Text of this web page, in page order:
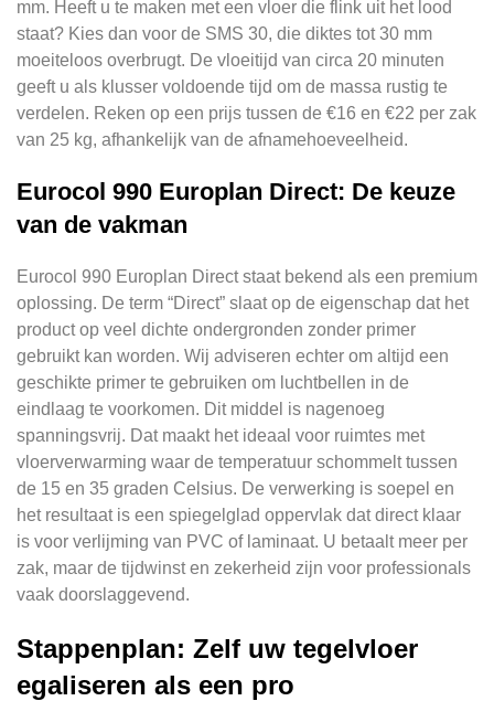
mm. Heeft u te maken met een vloer die flink uit het lood
staat? Kies dan voor de SMS 30, die diktes tot 30 mm
moeiteloos overbrugt. De vloeitijd van circa 20 minuten
geeft u als klusser voldoende tijd om de massa rustig te
verdelen. Reken op een prijs tussen de €16 en €22 per zak
van 25 kg, afhankelijk van de afnamehoeveelheid.
Eurocol 990 Europlan Direct: De keuze
van de vakman
Eurocol 990 Europlan Direct staat bekend als een premium
oplossing. De term “Direct” slaat op de eigenschap dat het
product op veel dichte ondergronden zonder primer
gebruikt kan worden. Wij adviseren echter om altijd een
geschikte primer te gebruiken om luchtbellen in de
eindlaag te voorkomen. Dit middel is nagenoeg
spanningsvrij. Dat maakt het ideaal voor ruimtes met
vloerverwarming waar de temperatuur schommelt tussen
de 15 en 35 graden Celsius. De verwerking is soepel en
het resultaat is een spiegelglad oppervlak dat direct klaar
is voor verlijming van PVC of laminaat. U betaalt meer per
zak, maar de tijdwinst en zekerheid zijn voor professionals
vaak doorslaggevend.
Stappenplan: Zelf uw tegelvloer
egaliseren als een pro